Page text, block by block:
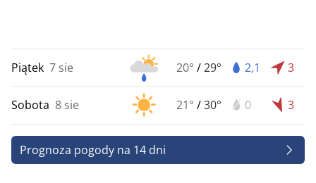
Piątek 7 sie 20° /29° 2,1 3
Sobota 8 sie 21° /30° 0 3
Prognoza pogody na 14 dni